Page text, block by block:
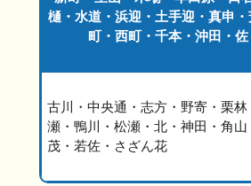
樋・水道・浜迎・土手迎・真申
町・西町・千本・沖田・佐
古川・中央通・志方・野寄・栗林
瀬・鴨川・松瀬・北・神田・角
茂・若佐・さざん花